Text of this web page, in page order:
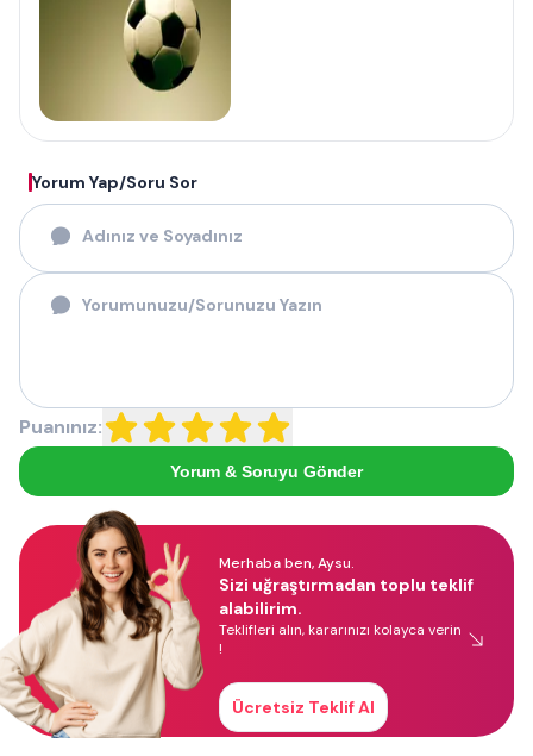
Yorum Yap/Soru Sor
Puanınız:
Yorum & Soruyu Gönder
Merhaba ben, Aysu.
Sizi uğraştırmadan toplu teklif
alabilirim.
Teklifleri alın, kararınızı kolayca verin
!
Ücretsiz Teklif Al